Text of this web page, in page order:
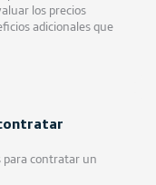
los precios
adicionales que
para contratar un